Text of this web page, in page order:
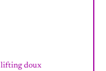
lifting doux